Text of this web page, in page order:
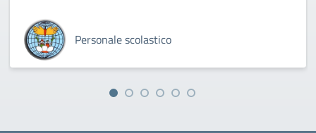
Personale scolastico